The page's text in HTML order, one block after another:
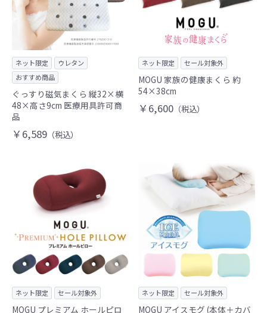
ネット限定
ウレタン
おすすめ商品
ぐっすり磁気まくら 縦32×横
48×高さ9cm 医療用具許可商
品
￥6,589 （税込）
ネット限定 セール対象外
MOGU 家族の健康まくら 約
54×38cm
￥6,600 （税込）
ネット限定 セール対象外
MOGU プレミアム ホールピロ
ネット限定 セール対象外
MOGU アイスモグ (本体＋カバ